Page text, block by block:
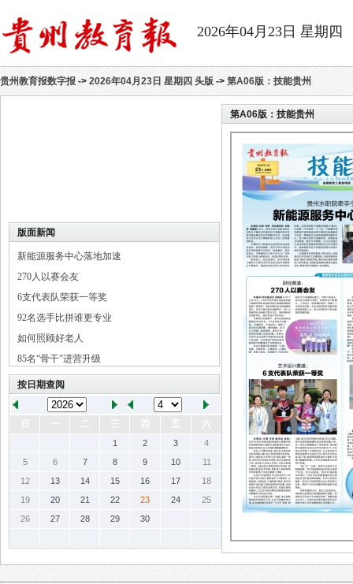
2026年04月23日 星期四
贵州教育报数字报->2026年04月23日 星期四 头版->第A06版：技能贵州
版面新闻
新能源服务中心落地加速
270人以赛会友
6支代表队荣获一等奖
92名选手比拼谁更专业
如何照顾好老人
85名“骨干”进营升级
第三届理事会召开
按日期查阅
1 2 3
4
5
6 7 8 9 10
11
12
13 14 15 16 17
18
19
20 21 22 23 24
25
26
27 28 29 30
第A06版： 技能贵州